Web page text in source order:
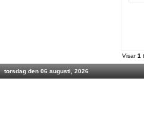
Visar1
torsdag den 06 augusti, 2026